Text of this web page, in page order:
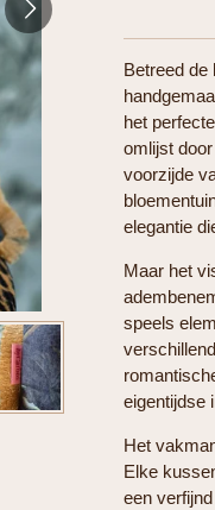
Betreed de
het
omlijst
voorzijde
elegantie
Maar het
speels
eigentijdse
Het
Elke
een